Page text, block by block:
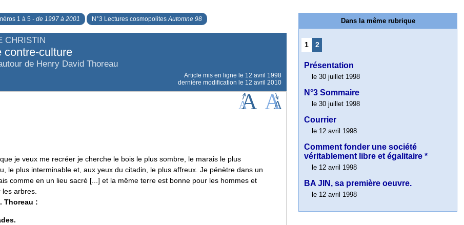
1 à 5 - de 1997 à 2001 N°3 Lectures cosmopolitesAutomne 98
CHRISTIN
contre-culture
de Henry David Thoreau
Article mis en ligne le 12 avril 1998
dernière modification le 12 avril 2010
je veux me recréer je cherche le bois le plus sombre, le marais le plus
le plus interminable et, aux yeux du citadin, le plus affreux. Je pénètre dans un
comme en un lieu sacré [...] et la même terre est bonne pour les hommes et
les arbres.
Thoreau :
Dans la même rubrique
1 2
Présentation
le 30 juillet 1998
N°3 Sommaire
le 30 juillet 1998
Courrier
le 12 avril 1998
Comment fonder une société
véritablement libre et égalitaire *
le 12 avril 1998
BA JIN, sa première oeuvre.
le 12 avril 1998